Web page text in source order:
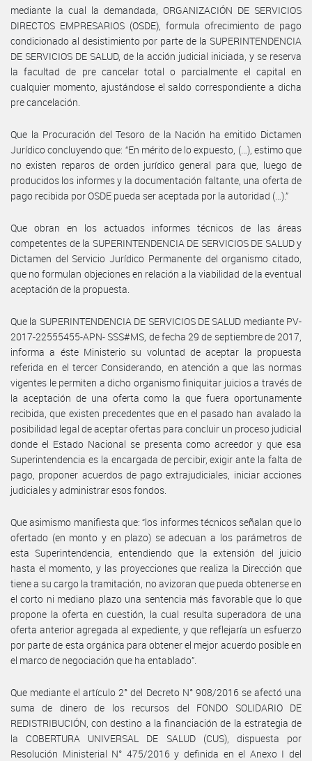
mediante la cual la demandada, ORGANIZACIÓN DE SERVICIOS
DIRECTOS EMPRESARIOS (OSDE), formula ofrecimiento de pago
condicionado al desistimiento por parte de la SUPERINTENDENCIA
DE SERVICIOS DE SALUD, de la acción judicial iniciada, y se reserva
la facultad de pre cancelar total o parcialmente el capital en
cualquier momento, ajustándose el saldo correspondiente a dicha
pre cancelación.
Que la Procuración del Tesoro de la Nación ha emitido Dictamen
Jurídico concluyendo que: “En mérito de lo expuesto, (…), estimo que
no existen reparos de orden jurídico general para que, luego de
producidos los informes y la documentación faltante, una oferta de
pago recibida por OSDE pueda ser aceptada por la autoridad (…).”
Que obran en los actuados informes técnicos de las áreas
competentes de la SUPERINTENDENCIA DE SERVICIOS DE SALUD y
Dictamen del Servicio Jurídico Permanente del organismo citado,
que no formulan objeciones en relación a la viabilidad de la eventual
aceptación de la propuesta.
Que la SUPERINTENDENCIA DE SERVICIOS DE SALUD mediante PV-
2017-22555455-APN- SSS#MS, de fecha 29 de septiembre de 2017,
informa a éste Ministerio su voluntad de aceptar la propuesta
referida en el tercer Considerando, en atención a que las normas
vigentes le permiten a dicho organismo finiquitar juicios a través de
la aceptación de una oferta como la que fuera oportunamente
recibida, que existen precedentes que en el pasado han avalado la
posibilidad legal de aceptar ofertas para concluir un proceso judicial
donde el Estado Nacional se presenta como acreedor y que esa
Superintendencia es la encargada de percibir, exigir ante la falta de
pago, proponer acuerdos de pago extrajudiciales, iniciar acciones
judiciales y administrar esos fondos.
Que asimismo manifiesta que: “los informes técnicos señalan que lo
ofertado (en monto y en plazo) se adecuan a los parámetros de
esta Superintendencia, entendiendo que la extensión del juicio
hasta el momento, y las proyecciones que realiza la Dirección que
tiene a su cargo la tramitación, no avizoran que pueda obtenerse en
el corto ni mediano plazo una sentencia más favorable que lo que
propone la oferta en cuestión, la cual resulta superadora de una
oferta anterior agregada al expediente, y que reflejaría un esfuerzo
por parte de esta orgánica para obtener el mejor acuerdo posible en
el marco de negociación que ha entablado”.
Que mediante el artículo 2° del Decreto N° 908/2016 se afectó una
suma de dinero de los recursos del FONDO SOLIDARIO DE
REDISTRIBUCIÓN, con destino a la financiación de la estrategia de
la COBERTURA UNIVERSAL DE SALUD (CUS), dispuesta por
Resolución Ministerial N° 475/2016 y definida en el Anexo I del